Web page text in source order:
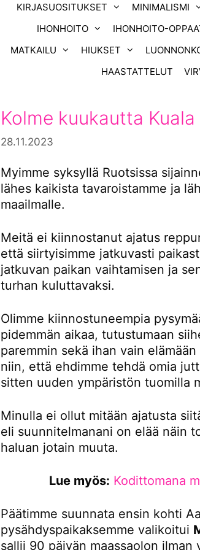
KIRJASUOSITUKSET MINIMALISMI
IHONHOITO
IHONHOITO-
MATKAILU
HIUKSET
HAASTATTELUT
Kolme kuukautta
28.11.2023
Myimme syksyllä Ruotsissa
lähes kaikista tavaroistamme ja
maailmalle.
Meitä ei kiinnostanut ajatus
että siirtyisimme jatkuvasti
jatkuvan paikan vaihtamisen ja
turhan kuluttavaksi.
Olimme kiinnostuneempia
pidemmän aikaa, tutustumaan
paremmin sekä ihan vain
niin, että ehdimme tehdä omia
sitten uuden ympäristön tuomilla
Minulla ei ollut mitään ajatusta
eli suunnitelmanani on elää näin
haluan jotain muuta.
Lue myös: Kodittomana
Päätimme suunnata ensin kohti
pysähdyspaikaksemme valikoitui
sallii 90 päivän maassaolon